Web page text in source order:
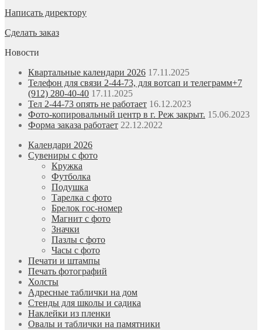
Написать директору
Сделать заказ
Новости
Квартальные календари 2026 17.11.2025
Телефон для связи 2-44-73, для вотсап и телеграмм+7
(912) 280-40-40 17.11.2025
Тел 2-44-73 опять не работает 16.12.2023
Фото-копировальный центр в г. Реж закрыт. 15.06.2023
Форма заказа работает 22.12.2022
Календари 2026
Сувениры с фото
Кружка
Футболка
Подушка
Тарелка с фото
Брелок гос-номер
Магнит с фото
Значки
Пазлы с фото
Часы с фото
Печати и штампы
Печать фотографий
Холсты
Адресные таблички на дом
Стенды для школы и садика
Наклейки из пленки
Овалы и таблички на памятники